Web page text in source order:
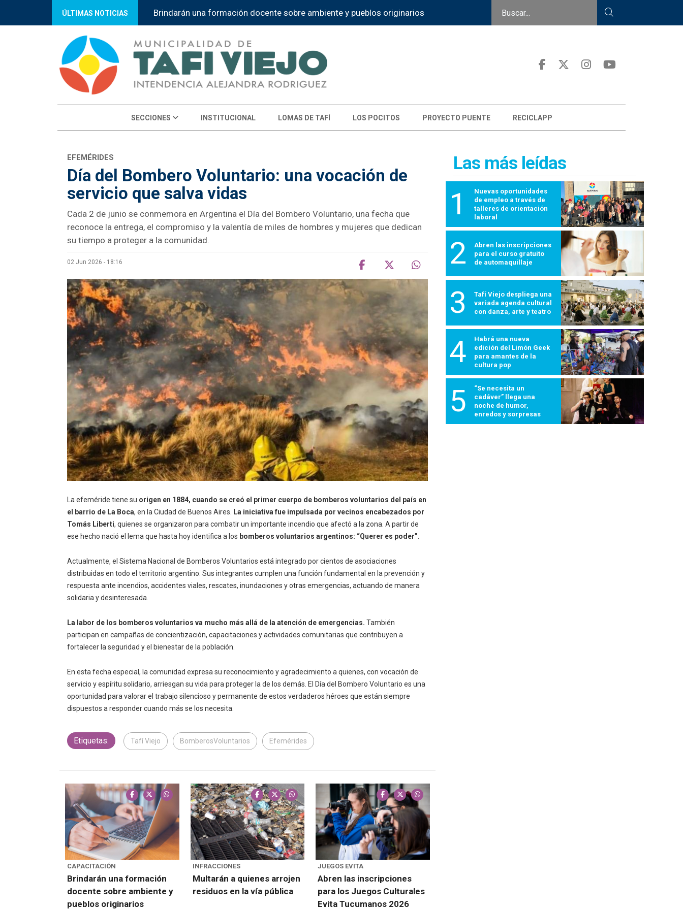
ÚLTIMAS NOTICIAS Brindarán una formación docente sobre ambiente y pueblos originarios
SECCIONES INSTITUCIONAL LOMAS DE TAFÍ LOS POCITOS PROYECTO PUENTE RECICLAPP
EFEMÉRIDES
Día del Bombero Voluntario: una vocación de
servicio que salva vidas
Cada 2 de junio se conmemora en Argentina el Día del Bombero Voluntario, una fecha que
reconoce la entrega, el compromiso y la valentía de miles de hombres y mujeres que dedican
su tiempo a proteger a la comunidad.
02 Jun 2026 - 18:16
La efeméride tiene su origen en 1884, cuando se creó el primer cuerpo de bomberos voluntarios del país en
el barrio de La Boca, en la Ciudad de Buenos Aires.
La iniciativa fue impulsada por vecinos encabezados por
Tomás Liberti, quienes se organizaron para combatir un importante incendio que afectó a la zona. A partir de
ese hecho nació el lema que hasta hoy identifica a los bomberos voluntarios argentinos: “Querer es poder”.
Actualmente, el Sistema Nacional de Bomberos Voluntarios está integrado por cientos de asociaciones
distribuidas en todo el territorio argentino. Sus integrantes cumplen una función fundamental en la prevención y
respuesta ante incendios, accidentes viales, rescates, inundaciones y otras emergencias, actuando de manera
solidaria y desinteresada.
La labor de los bomberos voluntarios va mucho más allá de la atención de emergencias. También
participan en campañas de concientización, capacitaciones y actividades comunitarias que contribuyen a
fortalecer la seguridad y el bienestar de la población.
En esta fecha especial, la comunidad expresa su reconocimiento y agradecimiento a quienes, con vocación de
servicio y espíritu solidario, arriesgan su vida para proteger la de los demás. El Día del Bombero Voluntario es una
oportunidad para valorar el trabajo silencioso y permanente de estos verdaderos héroes que están siempre
dispuestos a responder cuando más se los necesita.
Etiquetas: Tafí Viejo BomberosVoluntarios Efemérides
CAPACITACIÓN
Brindarán una formación
docente sobre ambiente y
pueblos originarios
INFRACCIONES
Multarán a quienes arrojen
residuos en la vía pública
JUEGOS EVITA
Abren las inscripciones
para los Juegos Culturales
Evita Tucumanos 2026
Las más leídas
1
Nuevas oportunidades
de empleo a través de
talleres de orientación
laboral
2
Abren las inscripciones
para el curso gratuito
de automaquillaje
3
Tafí Viejo despliega una
variada agenda cultural
con danza, arte y teatro
4
Habrá una nueva
edición del Limón Geek
para amantes de la
cultura pop
5
“Se necesita un
cadáver” llega una
noche de humor,
enredos y sorpresas